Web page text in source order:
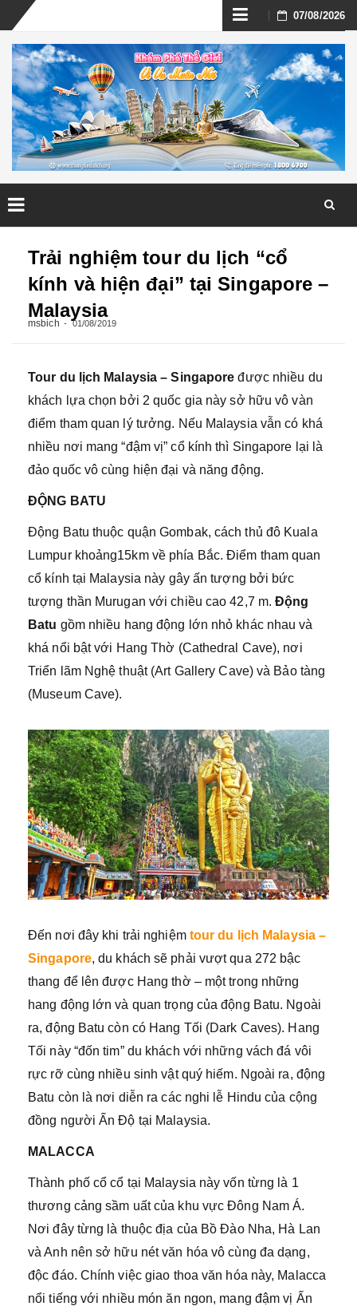
Skip
to
content
07/08/2026
Trải nghiệm tour du lịch “cổ
kính và hiện đại” tại Singapore –
Malaysia
msbich 01/08/2019
Tour du lịch Malaysia – Singapore được nhiều du
khách lựa chọn bởi 2 quốc gia này sở hữu vô vàn
điểm tham quan lý tưởng. Nếu Malaysia vẫn có khá
nhiều nơi mang “đậm vị” cổ kính thì Singapore lại là
đảo quốc vô cùng hiện đại và năng động.
ĐỘNG BATU
Động Batu thuộc quận Gombak, cách thủ đô Kuala
Lumpur khoảng15km về phía Bắc. Điểm tham quan
cổ kính tại Malaysia này gây ấn tượng bởi bức
tượng thần Murugan với chiều cao 42,7 m.Động
Batu gồm nhiều hang động lớn nhỏ khác nhau và
khá nổi bật với Hang Thờ (Cathedral Cave), nơi
Triển lãm Nghệ thuật (Art Gallery Cave) và Bảo tàng
(Museum Cave).
Đến nơi đây khi trải nghiệm tour du lịch Malaysia –
Singapore, du khách sẽ phải vượt qua 272 bậc
thang để lên được Hang thờ – một trong những
hang động lớn và quan trọng của động Batu. Ngoài
ra, động Batu còn có Hang Tối (Dark Caves). Hang
Tối này “đốn tim” du khách với những vách đá vôi
rực rỡ cùng nhiều sinh vật quý hiếm. Ngoài ra, động
Batu còn là nơi diễn ra các nghi lễ Hindu của cộng
đồng người Ấn Độ tại Malaysia.
MALACCA
Thành phố cổ cổ tại Malaysia này vốn từng là 1
thương cảng sầm uất của khu vực Đông Nam Á.
Nơi đây từng là thuộc địa của Bồ Đào Nha, Hà Lan
và Anh nên sở hữu nét văn hóa vô cùng đa dạng,
độc đáo. Chính việc giao thoa văn hóa này, Malacca
nổi tiếng với nhiều món ăn ngon, mang đậm vị Ấn